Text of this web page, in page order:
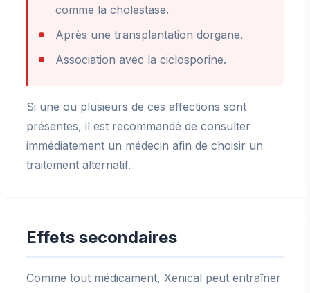
comme la cholestase.
Après une transplantation dorgane.
Association avec la ciclosporine.
Si une ou plusieurs de ces affections sont
présentes, il est recommandé de consulter
immédiatement un médecin afin de choisir un
traitement alternatif.
Effets secondaires
Comme tout médicament, Xenical peut entraîner